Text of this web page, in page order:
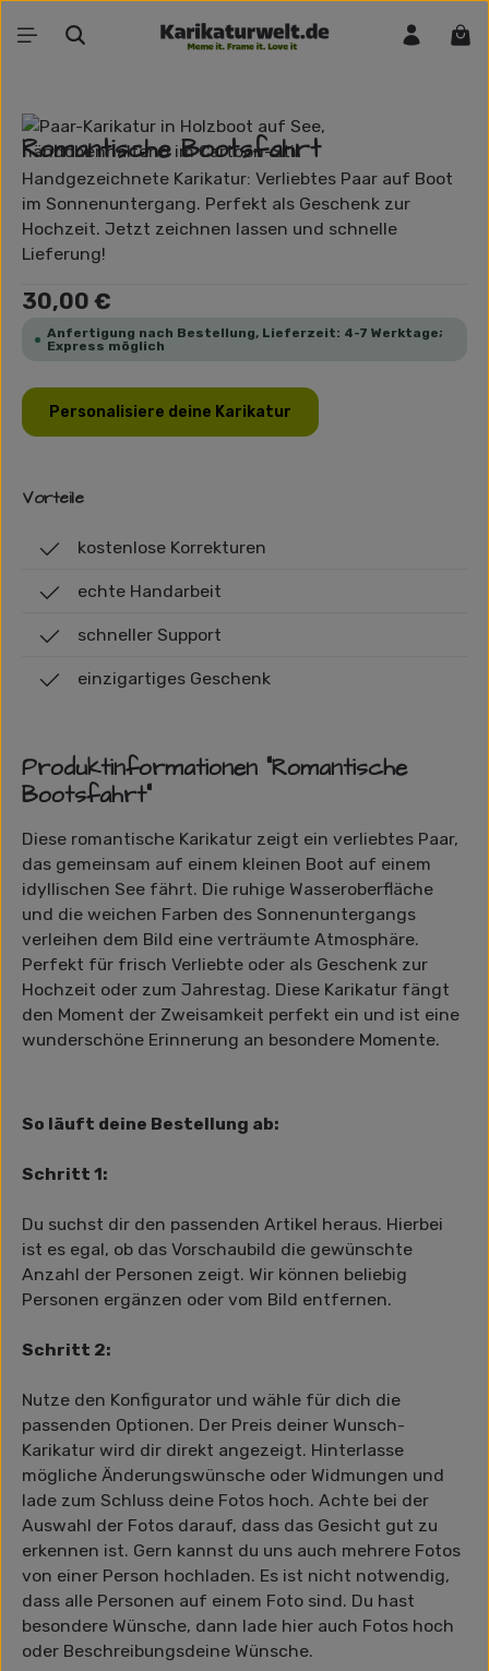
Zum Hauptinhalt springen
Bildergalerie überspringen
Romantische Bootsfahrt
Handgezeichnete Karikatur: Verliebtes Paar auf Boot
im Sonnenuntergang. Perfekt als Geschenk zur
Hochzeit. Jetzt zeichnen lassen und schnelle
Lieferung!
Regulärer Preis:
30,00 €
Anfertigung nach Bestellung, Lieferzeit: 4-7 Werktage;
Express möglich
Personalisiere deine Karikatur
Vorteile
kostenlose Korrekturen
echte Handarbeit
schneller Support
einzigartiges Geschenk
Produktinformationen "Romantische
Bootsfahrt"
Diese romantische Karikatur zeigt ein verliebtes Paar,
das gemeinsam auf einem kleinen Boot auf einem
idyllischen See fährt. Die ruhige Wasseroberfläche
und die weichen Farben des Sonnenuntergangs
verleihen dem Bild eine verträumte Atmosphäre.
Perfekt für frisch Verliebte oder als Geschenk zur
Hochzeit oder zum Jahrestag. Diese Karikatur fängt
den Moment der Zweisamkeit perfekt ein und ist eine
wunderschöne Erinnerung an besondere Momente.
So läuft deine Bestellung ab:
Schritt 1:
Du suchst dir den passenden Artikel heraus. Hierbei
ist es egal, ob das Vorschaubild die gewünschte
Anzahl der Personen zeigt. Wir können beliebig
Personen ergänzen oder vom Bild entfernen.
Schritt 2:
Nutze den Konfigurator und wähle für dich die
passenden Optionen. Der Preis deiner Wunsch-
Karikatur wird dir direkt angezeigt. Hinterlasse
mögliche Änderungswünsche oder Widmungen und
lade zum Schluss deine Fotos hoch. Achte bei der
Auswahl der Fotos darauf, dass das Gesicht gut zu
erkennen ist. Gern kannst du uns auch mehrere Fotos
von einer Person hochladen. Es ist nicht notwendig,
dass alle Personen auf einem Foto sind. Du hast
besondere Wünsche, dann lade hier auch Fotos hoch
oder Beschreibungsdeine Wünsche.